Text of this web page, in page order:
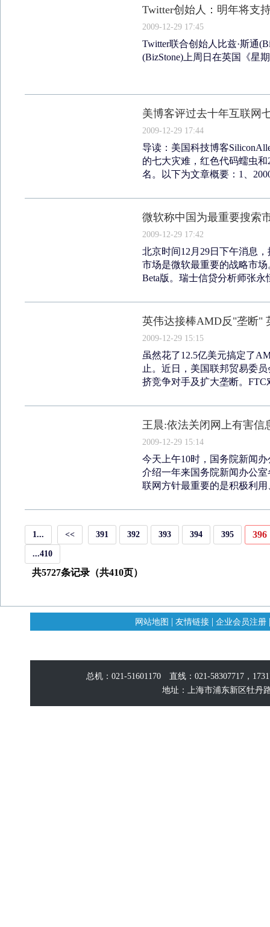
Twitter创始人：明年将支
2009-12-29 17:45
Twitter联合创始人比兹·斯通
(BizStone)上周日在英国《星
美博客评过去十年互联网
2009-12-29 17:44
导读：美国科技博客
的七大灾难，红色代码蠕虫
名。以下为文章概要：1、
微软称中国为最重要搜索
2009-12-29 17:42
北京时间12月29日下午消息
市场是微软最重要的战略市
Beta版。瑞士信贷分析师张永
英伟达接棒AMD反"垄断"
2009-12-29 15:15
虽然花了12.5亿美元搞定了
止。近日，美国联邦贸易委
挤竞争对手及扩大垄断。
王晨:依法关闭网上有害信
2009-12-29 15:14
今天上午10时，国务院新闻
介绍一年来国务院新闻办公
联网方针最重要的是积极利
1... << 391 392 393 394 395 396
...410
共5727条记录（共410页）
网站地图 | 友情链接 | 企业会员注册
总机：021-51601170 直线：021-58307717，
地址：上海市浦东新区牡丹